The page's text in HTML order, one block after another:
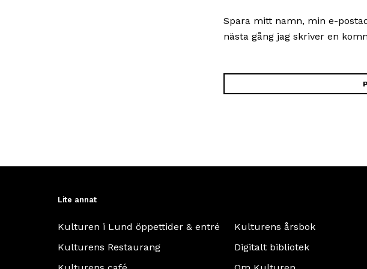
Spara mitt namn, min e-
nästa gång jag skriver en
Lite annat
Kulturen i Lund öppettider & entré
Kulturens Restaurang
Kulturens årsbok
Digitalt bibliotek